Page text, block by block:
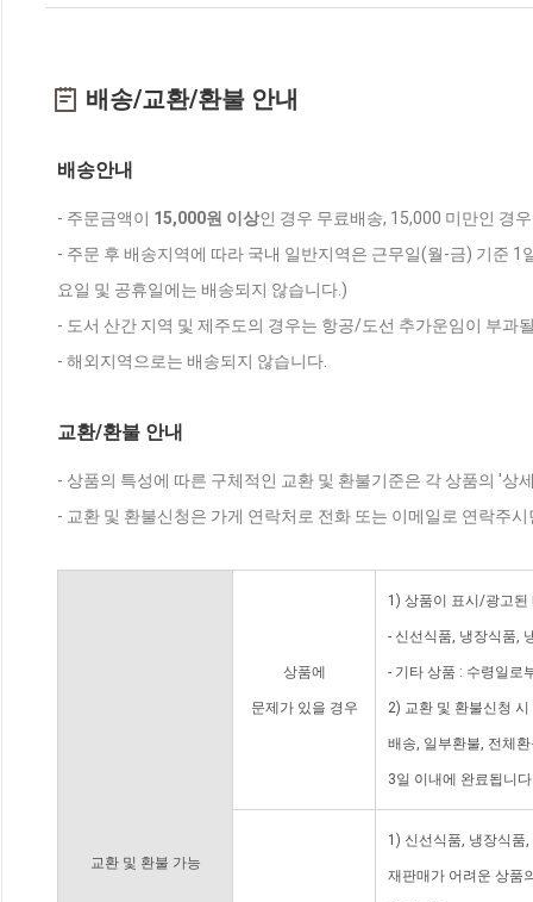
배송/교환/환불 안내
배송안내
- 주문금액이 15,000원 이상인 경우 무료배송, 15,000 미만인 경
- 주문 후 배송지역에 따라 국내 일반지역은 근무일(월-금) 기준
요일 및 공휴일에는 배송되지 않습니다.)
- 도서 산간 지역 및 제주도의 경우는 항공/도선 추가운임이 부과
- 해외지역으로는 배송되지 않습니다.
교환/환불 안내
- 상품의 특성에 따른 구체적인 교환 및 환불기준은 각 상품의 '상
- 교환 및 환불신청은 가게 연락처로 전화 또는 이메일로 연락주
교환 및 환불 가능
상품에
문제가 있을 경우
1) 상품이 표시/광고된
- 신선식품, 냉장식품,
- 기타 상품 : 수령일로
2) 교환 및 환불신청
배송, 일부환불, 전체
3일 이내에 완료됩니
1) 신선식품, 냉장식품
재판매가 어려운 상품